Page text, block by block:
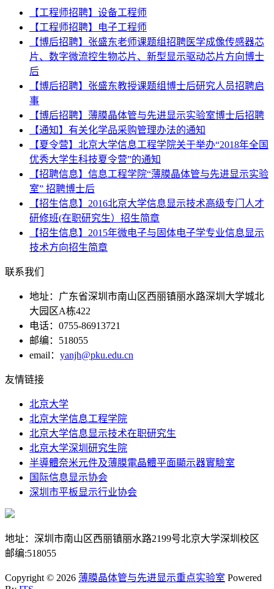
【工程师招聘】设备工程师
【工程师招聘】电子工程师
【博后招聘】张盛东老师课题组招聘医学成像传感器芯
片、数字微流控生物芯片、新型显示驱动芯片方向博士
后
【博后招聘】张盛东教授课题组博士后研究人员招聘启
事
【博后招聘】薄膜晶体管与先进显示实验室博士后招聘
【通知】有关化学品采购管理办法的通知
【夏令营】北京大学信息工程学院关于举办“2018年全国
优秀大学生科技夏令营”的通知
【招聘信息】信息工程学院“薄膜晶体管与先进显示实验
室” 招聘博士后
【招生信息】2016北京大学信息显示技术高级专门人才
研修班(在职研究生）招生简章
【招生信息】2015年微电子与固体电子学专业信息显示
技术方向招生简章
联系我们
地址：广东省深圳市南山区西丽镇丽水路深圳大学城北
大园区A栋422
电话：0755-86913721
邮编：518055
email： yanjh@pku.edu.cn
友情链接
北京大学
北京大学信息工程学院
北京大学信息显示技术在职研究生
北京大学深圳研究生院
半導體奈米元件及薄膜電晶體平面顯示器實驗室
国际信息显示协会
深圳市平板显示行业协会
地址：深圳市南山区西丽镇丽水路2199号北京大学深圳校区
邮编:518055
Copyright © 2026 薄膜晶体管与先进显示重点实验室 Powered